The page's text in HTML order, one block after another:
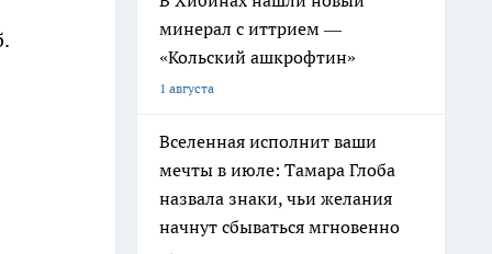
минерал с иттрием —
«Кольский ашкрофтин»
1 августа
Вселенная исполнит ваши
мечты в июле: Тамара Глоба
назвала знаки, чьи желания
начнут сбываться мгновенно